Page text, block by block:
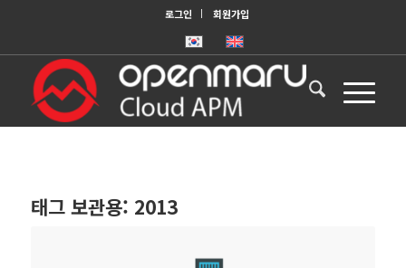
로그인 회원가입
태그 보관용: 2013